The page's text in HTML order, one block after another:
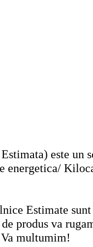
este
energetica/
Estimate
produs va
multumim!